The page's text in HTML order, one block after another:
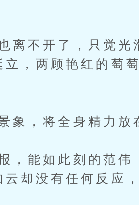
不开了，只觉光
，两顾艳红的萄
，将全身精力放
能如此刻的范伟
却没有任何反应